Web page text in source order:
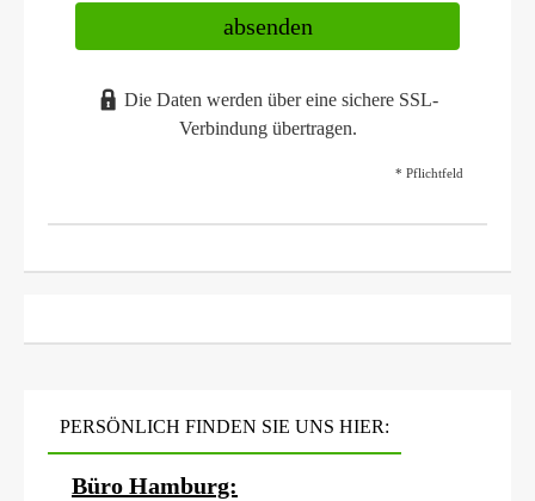
absenden
Die Daten werden über eine sichere SSL-
Verbindung übertragen.
* Pflichtfeld
PERSÖNLICH FINDEN SIE UNS HIER:
Büro Hamburg: